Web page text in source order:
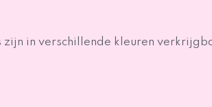
in verschillende kleuren